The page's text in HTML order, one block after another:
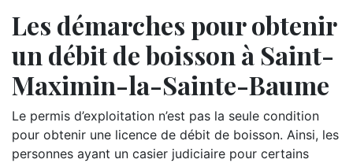
Les démarches pour obtenir
un débit de boisson à Saint-
Maximin-la-Sainte-Baume
Le permis d’exploitation n’est pas la seule condition
pour obtenir une licence de débit de boisson. Ainsi, les
personnes ayant un casier judiciaire pour certains